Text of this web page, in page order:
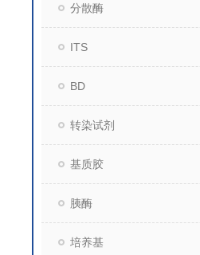
分散酶
ITS
BD
转染试剂
基质胶
胰酶
培养基